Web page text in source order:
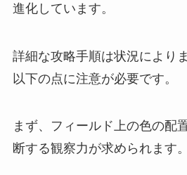
進化しています。
詳細な攻略手順は状況により
以下の点に注意が必要です。
まず、フィールド上の色の配
断する観察力が求められます。